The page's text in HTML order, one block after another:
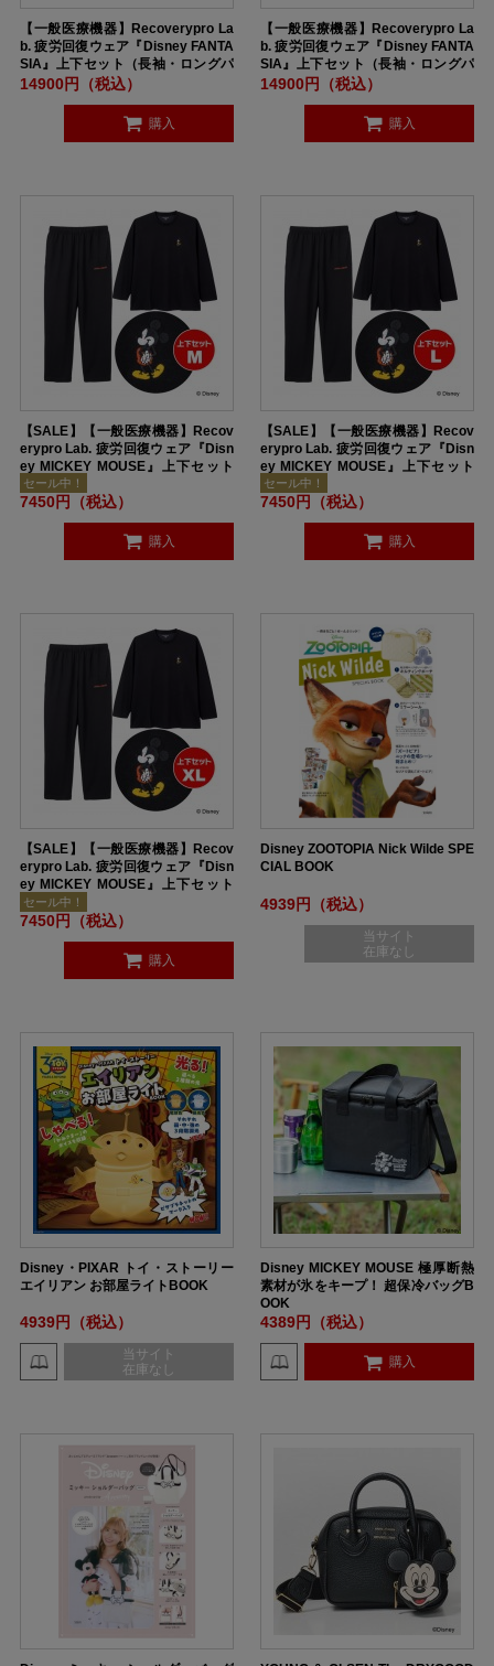
【一般医療機器】Recoverypro La
b. 疲労回復ウェア『Disney FANTA
SIA』上下セット（長袖・ロングパ
ンツ）ユニセックス Lサイズ BLAC
14900円（税込）
購入
【一般医療機器】Recoverypro La
b. 疲労回復ウェア『Disney FANTA
SIA』上下セット（長袖・ロングパ
ンツ）ユニセックス XLサイズ BLA
14900円（税込）
購入
【SALE】【一般医療機器】Recov
erypro Lab. 疲労回復ウェア『Disn
ey MICKEY MOUSE』上下セット
（長袖・ロングパンツ）ユニセック
ス Mサイズ BLACK
セール中！
7450円（税込）
購入
【SALE】【一般医療機器】Recov
erypro Lab. 疲労回復ウェア『Disn
ey MICKEY MOUSE』上下セット
（長袖・ロングパンツ）ユニセック
ス Lサイズ BLACK
セール中！
7450円（税込）
購入
【SALE】【一般医療機器】Recov
erypro Lab. 疲労回復ウェア『Disn
ey MICKEY MOUSE』上下セット
（長袖・ロングパンツ）ユニセック
ス XLサイズ BLACK
セール中！
7450円（税込）
購入
Disney ZOOTOPIA Nick Wilde SPE
CIAL BOOK
4939円（税込）
当サイト
在庫なし
Disney・PIXAR トイ・ストーリー
エイリアン お部屋ライトBOOK
4939円（税込）
当サイト
在庫なし
Disney MICKEY MOUSE 極厚断熱
素材が氷をキープ！ 超保冷バッグB
OOK
4389円（税込）
購入